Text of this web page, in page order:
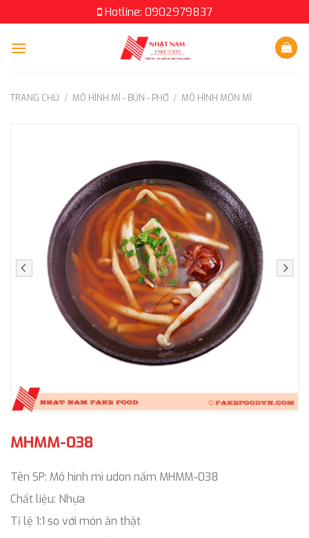
to
content
Hotline: 0902979837
TRANG CHỦ / MÔ HÌNH MÌ - BÚN - PHỞ / MÔ HÌNH MÓN MÌ
MHMM-038
Tên SP: Mô hình mì udon nấm MHMM-038
Chất liệu: Nhựa
Tỉ lệ 1:1 so với món ăn thật